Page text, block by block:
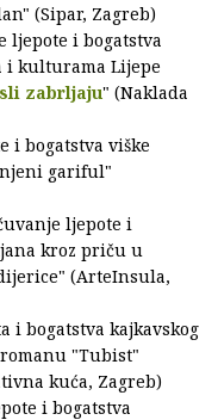
(Sipar, Zagreb)
ljepote i bogatstva
i kulturama Lijepe
zabrljaju" (Naklada
i bogatstva viške
gariful"
ljepote i
kroz priču u
(ArteInsula,
i bogatstva kajkavskog
"Tubist"
kuća, Zagreb)
i bogatstva